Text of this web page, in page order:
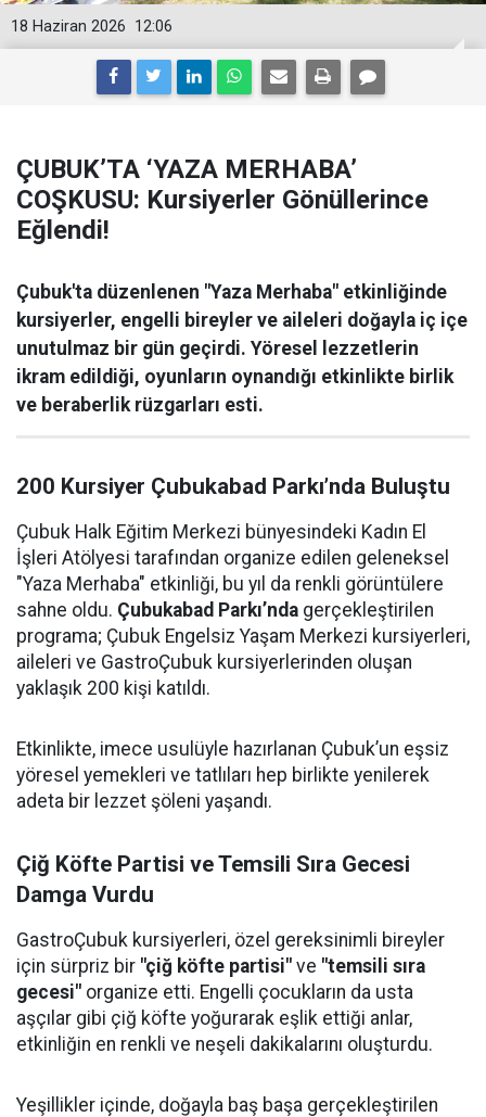
12:06
18 Haziran 2026
ÇUBUK’TA ‘YAZA MERHABA’
COŞKUSU: Kursiyerler Gönüllerince
Eğlendi!
Çubuk'ta düzenlenen "Yaza Merhaba" etkinliğinde
kursiyerler, engelli bireyler ve aileleri doğayla iç içe
unutulmaz bir gün geçirdi. Yöresel lezzetlerin
ikram edildiği, oyunların oynandığı etkinlikte birlik
ve beraberlik rüzgarları esti.
200 Kursiyer Çubukabad Parkı’nda Buluştu
Çubuk Halk Eğitim Merkezi bünyesindeki Kadın El
İşleri Atölyesi tarafından organize edilen geleneksel
"Yaza Merhaba" etkinliği, bu yıl da renkli görüntülere
sahne oldu. Çubukabad Parkı’nda gerçekleştirilen
programa; Çubuk Engelsiz Yaşam Merkezi kursiyerleri,
aileleri ve GastroÇubuk kursiyerlerinden oluşan
yaklaşık 200 kişi katıldı.
Etkinlikte, imece usulüyle hazırlanan Çubuk’un eşsiz
yöresel yemekleri ve tatlıları hep birlikte yenilerek
adeta bir lezzet şöleni yaşandı.
Çiğ Köfte Partisi ve Temsili Sıra Gecesi
Damga Vurdu
GastroÇubuk kursiyerleri, özel gereksinimli bireyler
için sürpriz bir "çiğ köfte partisi" ve "temsili sıra
gecesi" organize etti. Engelli çocukların da usta
aşçılar gibi çiğ köfte yoğurarak eşlik ettiği anlar,
etkinliğin en renkli ve neşeli dakikalarını oluşturdu.
Yeşillikler içinde, doğayla baş başa gerçekleştirilen